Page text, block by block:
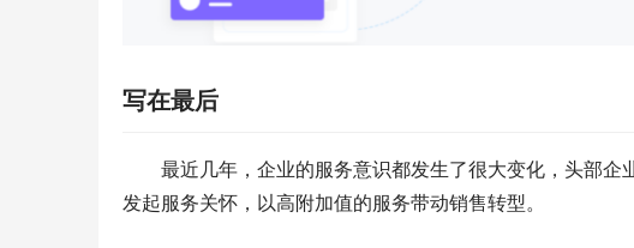
写在最后
最近几年，企业的服务意识都发生了很大变化，头部
发起服务关怀，以高附加值的服务带动销售转型。